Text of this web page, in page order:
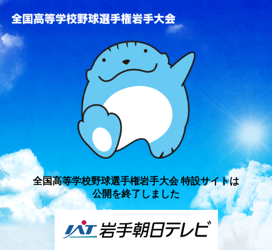
全国高等学校野球選手権岩手大会 特設サイトは
公開を終了しました